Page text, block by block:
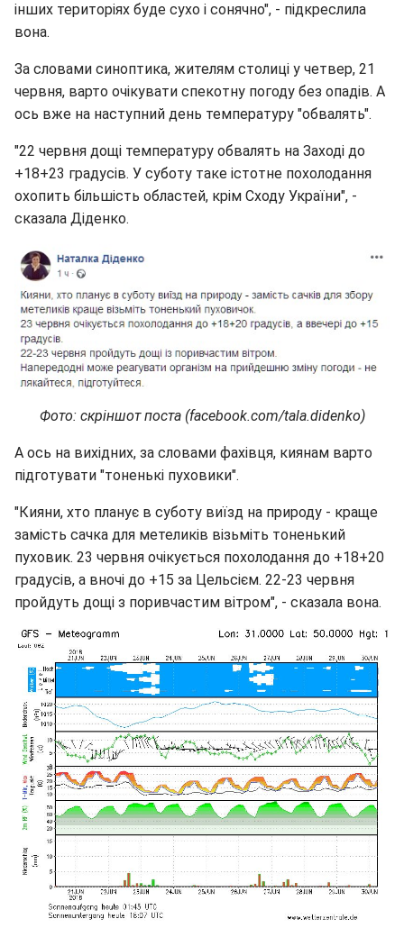
інших територіях буде сухо і сонячно", - підкреслила
вона.
За словами синоптика, жителям столиці у четвер, 21
червня, варто очікувати спекотну погоду без опадів. А
ось вже на наступний день температуру "обвалять".
"22 червня дощі температуру обвалять на Заході до
+18+23 градусів. У суботу таке істотне похолодання
охопить більшість областей, крім Сходу України", -
сказала Діденко.
Фото: скріншот поста (facebook.com/tala.didenko)
А ось на вихідних, за словами фахівця, киянам варто
підготувати "тоненькі пуховики".
"Кияни, хто планує в суботу виїзд на природу - краще
замість сачка для метеликів візьміть тоненький
пуховик. 23 червня очікується похолодання до +18+20
градусів, а вночі до +15 за Цельсієм. 22-23 червня
пройдуть дощі з поривчастим вітром", - сказала вона.